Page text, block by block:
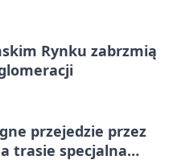
Rynku zabrzmią
przejedzie przez
trasie specjalna